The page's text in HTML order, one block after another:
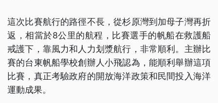
這次比賽航行的路徑不長，從杉原灣到加母子灣再折
返，相當於8公里的航程，比賽選手的帆船在救護船
戒護下，靠風力和人力划漿航行，非常順利。主辦比
賽的台東帆船學校創辦人小飛認為，能順利舉辦這項
比賽，真正考驗政府的開放海洋政策和民間投入海洋
運動成果。